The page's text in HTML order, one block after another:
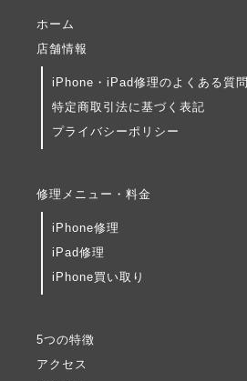
ホーム
店舗情報
iPhone・iPad修理のよくある質問
特定商取引法に基づく表記
プライバシーポリシー
修理メニュー・料金
iPhone修理
iPad修理
iPhone買い取り
5つの特徴
アクセス